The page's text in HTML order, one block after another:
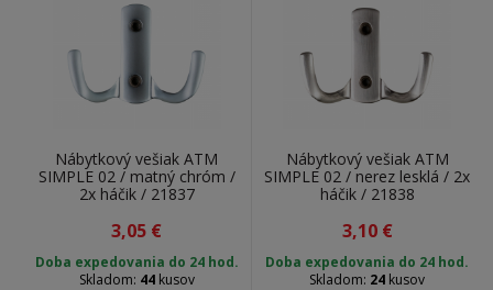
Nábytkový vešiak ATM
SIMPLE 02 / matný chróm /
2x háčik / 21837
3,05 €
Doba expedovania do 24 hod.
Skladom: 44kusov
Nábytkový vešiak ATM
SIMPLE 02 / nerez lesklá / 2x
háčik / 21838
3,10 €
Doba expedovania do 24 hod.
Skladom: 24 kusov